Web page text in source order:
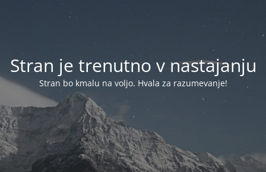
Stran je trenutno v nastajanju
Stran bo kmalu na voljo. Hvala za razumevanje!